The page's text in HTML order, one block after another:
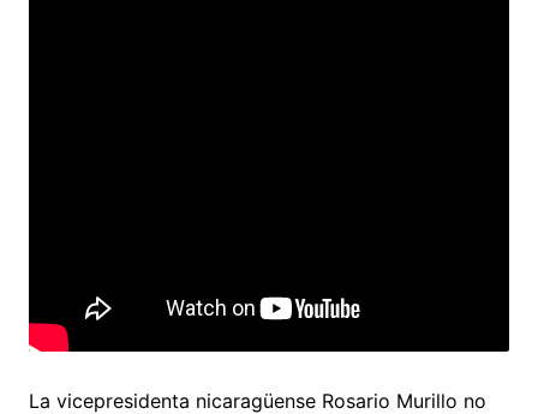
La vicepresidenta nicaragüense Rosario Murillo no